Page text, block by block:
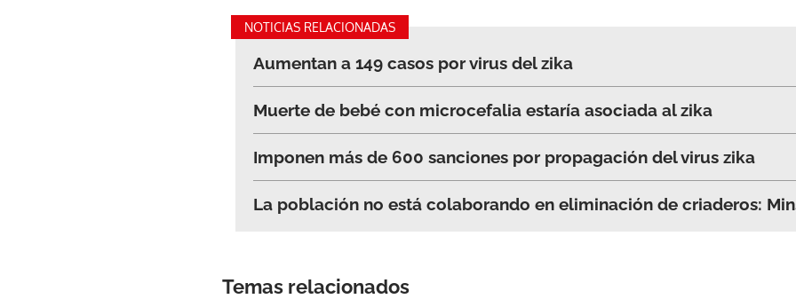
NOTICIAS RELACIONADAS
Aumentan a 149 casos por virus del zika
Muerte de bebé con microcefalia estaría asociada al zika
Imponen más de 600 sanciones por propagación del virus zika
La población no está colaborando en eliminación de criaderos:
Temas relacionados